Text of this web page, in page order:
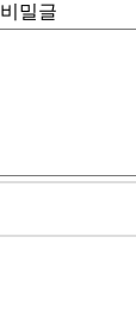
비밀글